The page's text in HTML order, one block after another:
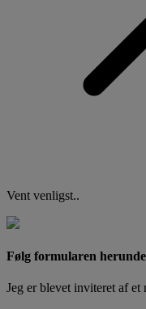
Vent venligst..
Følg formularen
Jeg er blevet inviteret af et